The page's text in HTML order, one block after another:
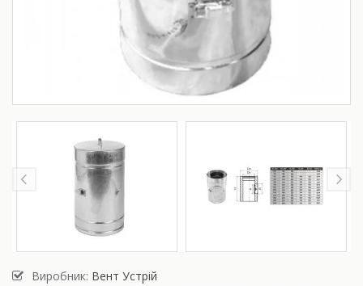
Виробник: Вент Устрій